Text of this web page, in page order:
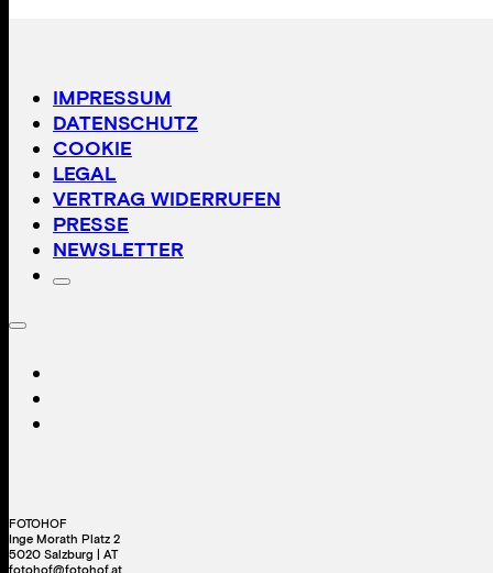
IMPRESSUM
DATENSCHUTZ
COOKIE
LEGAL
VERTRAG WIDERRUFEN
PRESSE
NEWSLETTER
FOTOHOF
Inge Morath Platz 2
5020 Salzburg | AT
fotohof@fotohof.at